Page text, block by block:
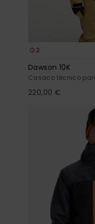
2
Dawson 10K
Casaco técnico
220,00 €